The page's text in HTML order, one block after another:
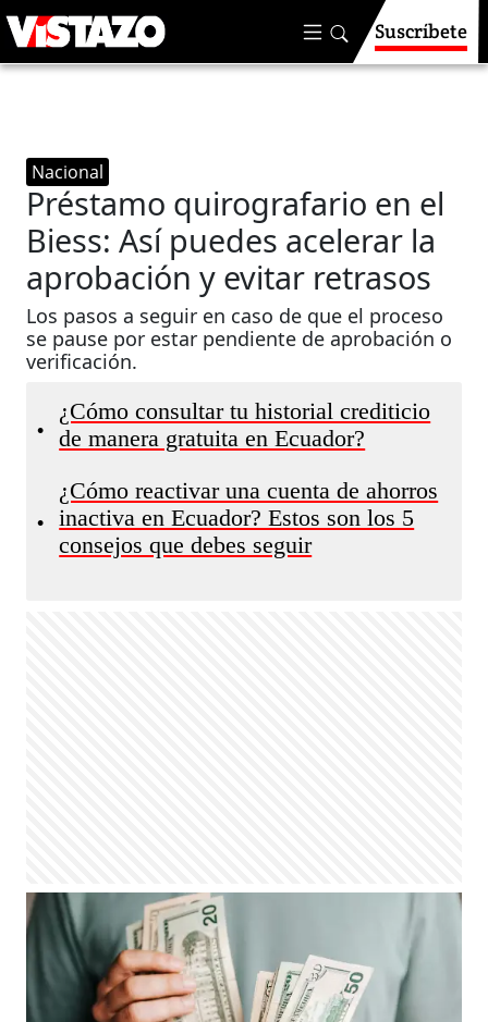
Suscríbete
Nacional
Préstamo quirografario en el
Biess: Así puedes acelerar la
aprobación y evitar retrasos
Los pasos a seguir en caso de que el proceso
se pause por estar pendiente de aprobación o
verificación.
•
¿Cómo consultar tu historial crediticio
de manera gratuita en Ecuador?
•
¿Cómo reactivar una cuenta de ahorros
inactiva en Ecuador? Estos son los 5
consejos que debes seguir